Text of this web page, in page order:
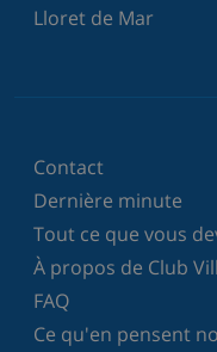
Lloret de Mar
Contact
Dernière minute
Tout ce que vous
À propos de Club
FAQ
Ce qu'en pensent